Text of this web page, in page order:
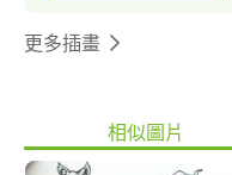
更多插畫
相似圖片